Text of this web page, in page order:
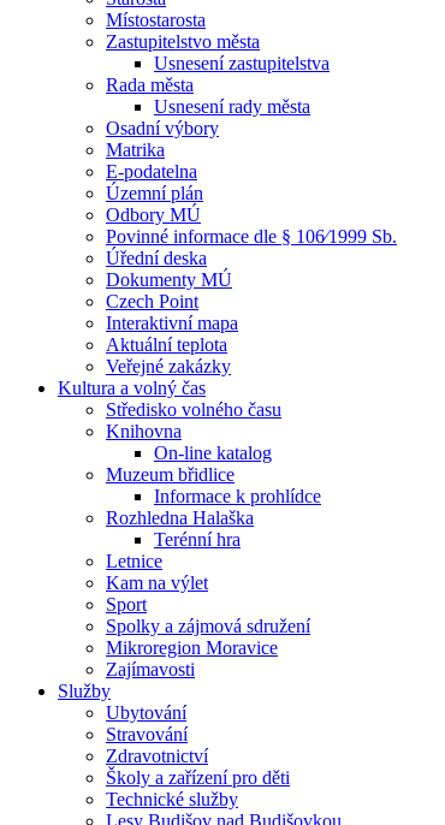
Místostarosta
Zastupitelstvo města
Usnesení zastupitelstva
Rada města
Usnesení rady města
Osadní výbory
Matrika
E-podatelna
Územní plán
Odbory MÚ
Povinné informace dle § 106⁄1999 Sb.
Úřední deska
Dokumenty MÚ
Czech Point
Interaktivní mapa
Aktuální teplota
Veřejné zakázky
Kultura a volný čas
Středisko volného času
Knihovna
On-line katalog
Muzeum břidlice
Informace k prohlídce
Rozhledna Halaška
Terénní hra
Letnice
Kam na výlet
Sport
Spolky a zájmová sdružení
Mikroregion Moravice
Zajímavosti
Služby
Ubytování
Stravování
Zdravotnictví
Školy a zařízení pro děti
Technické služby
Lesy Budišov nad Budišovkou